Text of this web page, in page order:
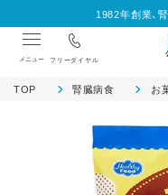
1982年創業、
メニュー フリーダイヤル
TOP 腎臓病食 お